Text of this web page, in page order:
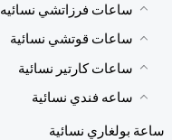
ساعات فرزاتشي نسائيه
ساعات قوتشي نسائية
ساعات كارتير نسائية
ساعه فندي نسائية
ساعة بولغاري نسائية